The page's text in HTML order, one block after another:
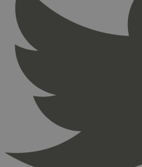
nelapi-product-archive-filters